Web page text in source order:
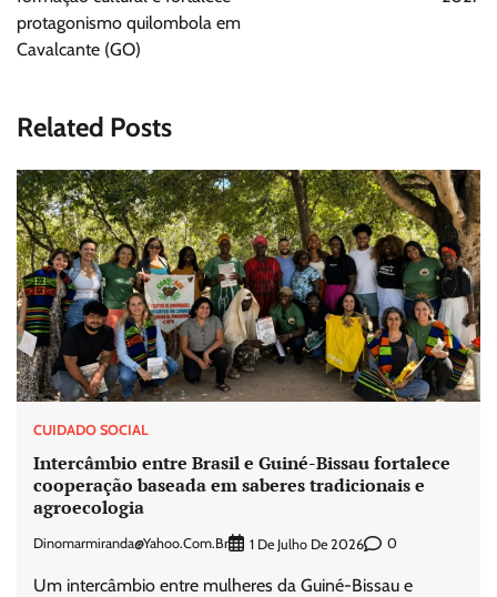
protagonismo quilombola em
Cavalcante (GO)
Related Posts
CUIDADO SOCIAL
Intercâmbio entre Brasil e Guiné-Bissau fortalece
cooperação baseada em saberes tradicionais e
agroecologia
Dinomarmiranda@yahoo.com.br 1 De Julho De 2026 0
Um intercâmbio entre mulheres da Guiné-Bissau e